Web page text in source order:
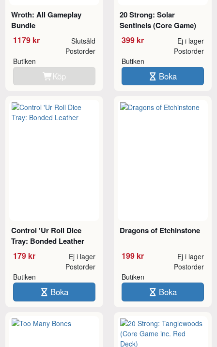
Wroth: All Gameplay
Bundle
1179 kr Slutsåld
Butiken
Postorder
Köp
20 Strong: Solar
Sentinels (Core Game)
399 kr Ej i lager
Butiken
Postorder
Boka
Control 'Ur Roll Dice
Tray: Bonded Leather
179 kr Ej i lager
Butiken
Postorder
Boka
Dragons of Etchinstone
199 kr Ej i lager
Butiken
Postorder
Boka